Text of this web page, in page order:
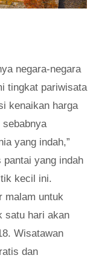
negara-negara
tingkat pariwisata
kenaikan harga
yang indah,”
yang indah
kecil ini.
malam untuk
satu hari akan
Wisatawan
dan